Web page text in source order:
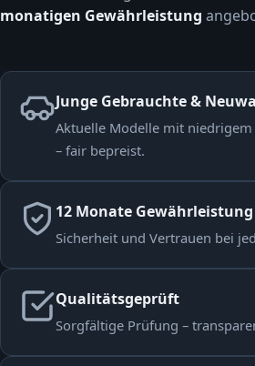
monatigen Gewährleistung
Junge Gebrauchte &
Aktuelle Modelle mit
– fair bepreist.
12 Monate Gewährleistung
Sicherheit und Vertrauen bei
Qualitätsgeprüft
Sorgfältige Prüfung –